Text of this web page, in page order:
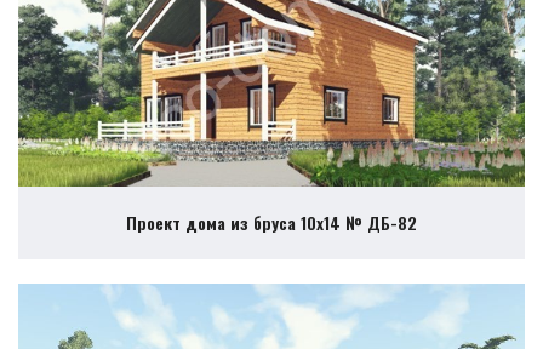
Проект дома из бруса 10х14 № ДБ-82